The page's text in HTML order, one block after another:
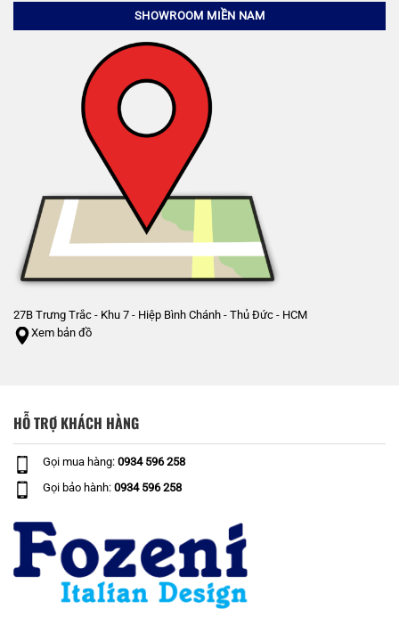
SHOWROOM MIỀN NAM
27B Trưng Trắc - Khu 7 - Hiệp Bình Chánh - Thủ Đức - HCM
Xem bản đồ
HỖ TRỢ KHÁCH HÀNG
Gọi mua hàng: 0934 596 258
Gọi bảo hành: 0934 596 258